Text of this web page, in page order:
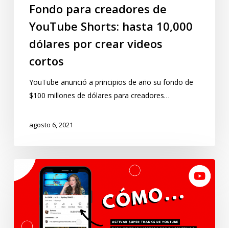
Fondo para creadores de
YouTube Shorts: hasta 10,000
dólares por crear videos
cortos
YouTube anunció a principios de año su fondo de
$100 millones de dólares para creadores…
agosto 6, 2021